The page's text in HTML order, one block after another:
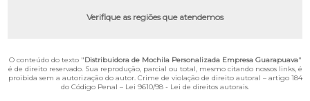
Verifique as regiões que atendemos
O conteúdo do texto "Distribuidora de Mochila Personalizada Empresa Guarapuava"
é de direito reservado. Sua reprodução, parcial ou total, mesmo citando nossos links, é
proibida sem a autorização do autor. Crime de violação de direito autoral – artigo 184
do Código Penal – Lei 9610/98 - Lei de direitos autorais.